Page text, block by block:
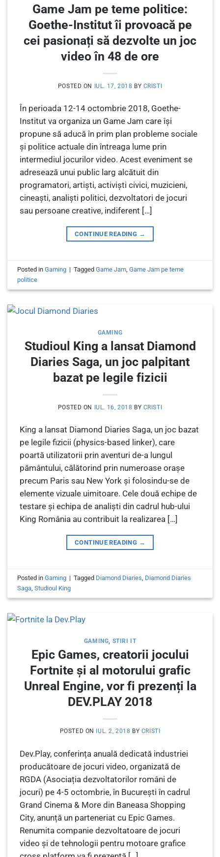
Game Jam pe teme politice:
Goethe-Institut îi provoacă pe
cei pasionați să dezvolte un joc
video în 48 de ore
POSTED ON IUL. 17, 2018 BY CRISTI
În perioada 12-14 octombrie 2018, Goethe-
Institut va organiza un Game Jam care își
propune să aducă în prim plan probleme sociale
și politice actuale din întreaga lume prin
intermediul jocurilor video. Acest eveniment se
adresează unui public larg alcătuit din
programatori, artiști, activiști civici, muzicieni,
cineaști, analiști politici, dezvoltatori de jocuri
sau persoane creative, indiferent […]
CONTINUE READING →
Posted inGaming | TaggedGame Jam ,Game Jam pe teme
politice
GAMING
Studioul King a lansat Diamond
Diaries Saga, un joc palpitant
bazat pe legile fizicii
POSTED ON IUL. 16, 2018 BY CRISTI
King a lansat Diamond Diaries Saga, un joc bazat
pe legile fizicii (physics-based linker), care
poartă utilizatorii prin aventuri de-a lungul
pământului, călătorind prin numeroase orașe
precum Paris sau New York și folosindu-se de
elemente vizuale uimitoare. Cele două echipe de
testare și echipa de analiști din cadrul hub-ului
King România au contribuit la realizarea […]
CONTINUE READING →
Posted inGaming | Tagged Diamond Diaries Diamond Diaries
Saga ,Studioul King
GAMING, STIRI IT
Epic Games, creatorii jocului
Fortnite și al motorului grafic
Unreal Engine, vor fi prezenți la
DEV.PLAY 2018
POSTED ON IUL. 2, 2018 BY CRISTI
Dev.Play, conferința anuală dedicată industriei
producătoare de jocuri video, organizată de
RGDA (Asociația dezvoltatorilor români de
jocuri) pe 4-5 octombrie, în București în cadrul
Grand Cinema & More din Baneasa Shopping
City, anunță un parteneriat cu Epic Games.
Renumita companie dezvoltatoare de jocuri
video și de tehnologii pentru motoare grafice